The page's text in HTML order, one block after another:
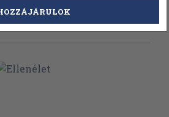
Válasszon példányt